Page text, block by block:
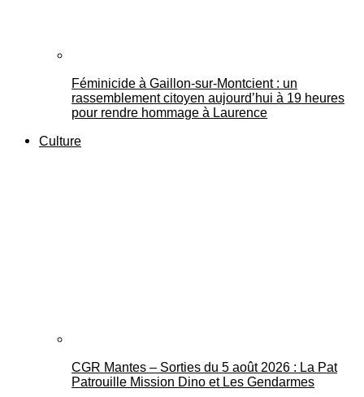
Féminicide à Gaillon‑sur‑Montcient : un
rassemblement citoyen aujourd’hui à 19 heures
pour rendre hommage à Laurence
Culture
CGR Mantes – Sorties du 5 août 2026 : La Pat
Patrouille Mission Dino et Les Gendarmes